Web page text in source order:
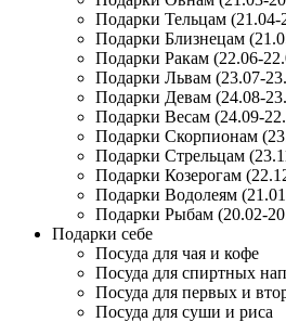
Подарки Тельцам (21.04-
Подарки Близнецам
Подарки Ракам (22.06-
Подарки Львам (23.07-
Подарки Девам (24.08-
Подарки Весам (24.09-
Подарки Скорпионам
Подарки Стрельцам
Подарки Козерогам
Подарки Водолеям
Подарки Рыбам (20.02-
Подарки себе
Посуда для чая и кофе
Посуда для спиртных
Посуда для первых и
Посуда для суши и риса